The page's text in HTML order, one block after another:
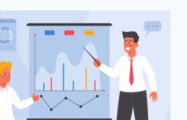
المميزات،
مدة
الدراسة،
الخطة
الدراسية،
الوظائف،
الراتب